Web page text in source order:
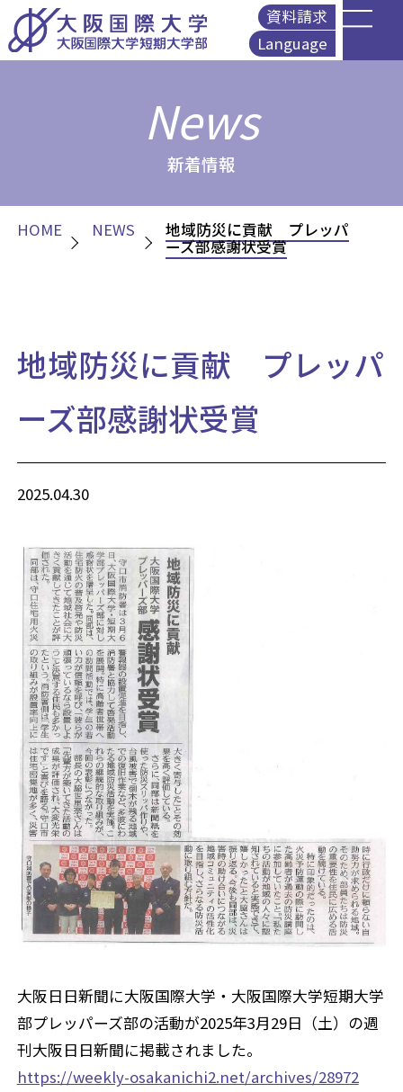
資料請求
Language
News
新着情報
HOME NEWS 地域防災に貢献 プレッパ
ーズ部感謝状受賞
地域防災に貢献 プレッパ
ーズ部感謝状受賞
2025.04.30
大阪日日新聞に大阪国際大学・大阪国際大学短期大学
部プレッパーズ部の活動が2025年3月29日（土）の週
刊大阪日日新聞に掲載されました。
https://weekly-osakanichi2.net/archives/28972